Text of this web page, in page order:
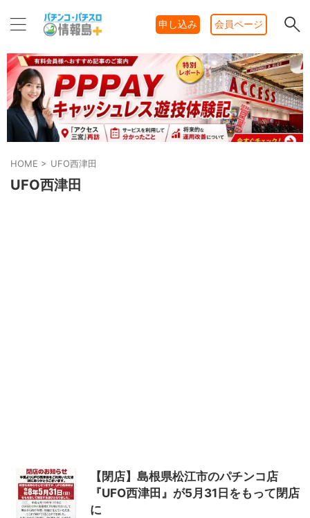
申し込み 会員ページ
HOME > UFO西津田
UFO西津田
【閉店】島根県松江市のパチンコ店
『UFO西津田』が5月31日をもって閉店
に